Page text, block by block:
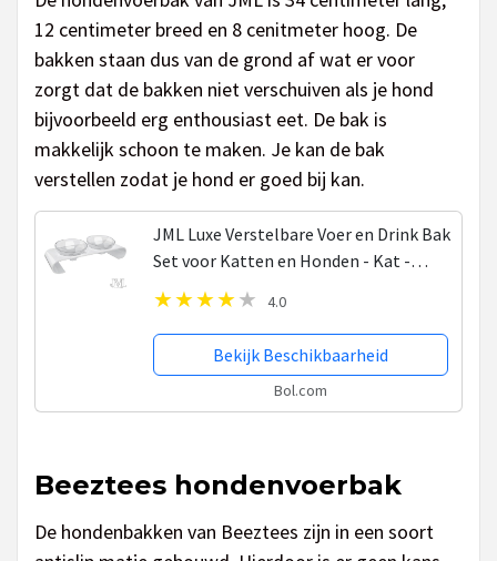
12 centimeter breed en 8 cenitmeter hoog. De
bakken staan dus van de grond af wat er voor
zorgt dat de bakken niet verschuiven als je hond
bijvoorbeeld erg enthousiast eet. De bak is
makkelijk schoon te maken. Je kan de bak
verstellen zodat je hond er goed bij kan.
JML Luxe Verstelbare Voer en Drink Bak
Set voor Katten en Honden - Kat -
Hond - Voerbak - Verstelbaar -
Voederbak - Kattenvoerbakjes -
Dierenvoeding -...
4.0
Bekijk Beschikbaarheid
Bol.com
Beeztees hondenvoerbak
De hondenbakken van Beeztees zijn in een soort